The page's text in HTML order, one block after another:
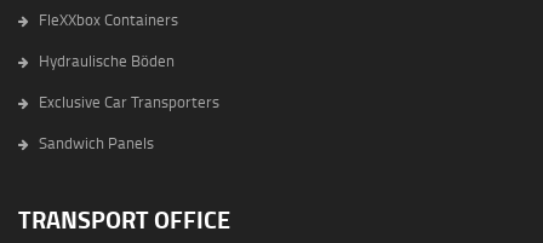
FleXXbox Containers
Hydraulische Böden
Exclusive Car Transporters
Sandwich Panels
TRANSPORT OFFICE